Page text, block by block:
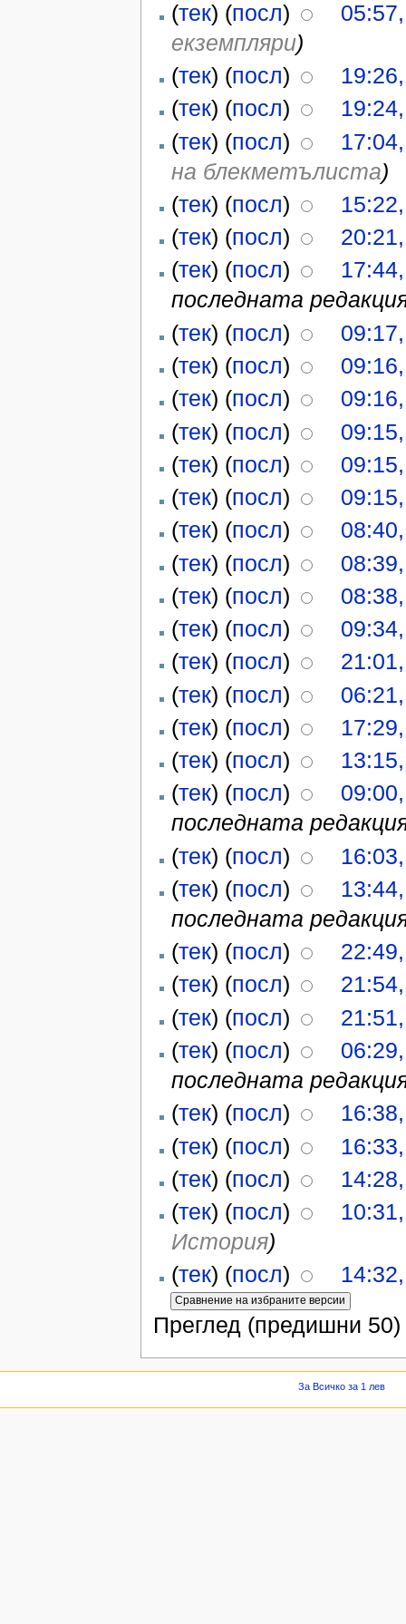
(тек) (посл)
екземпляри)
(тек) (посл)
(тек) (посл)
(тек) (посл)
на блекметълиста)
(тек) (посл)
(тек) (посл)
(тек) (посл)
последната
(тек) (посл)
(тек) (посл)
(тек) (посл)
(тек) (посл)
(тек) (посл)
(тек) (посл)
(тек) (посл)
(тек) (посл)
(тек) (посл)
(тек) (посл)
(тек) (посл)
(тек) (посл)
(тек) (посл)
(тек) (посл)
(тек) (посл)
последната
(тек) (посл)
(тек) (посл)
последната
(тек) (посл)
(тек) (посл)
(тек) (посл)
(тек) (посл)
последната
(тек) (посл)
(тек) (посл)
(тек) (посл)
(тек) (посл)
История)
(тек) (посл)
Преглед (предишни 50)
За Всичко за 1 лев